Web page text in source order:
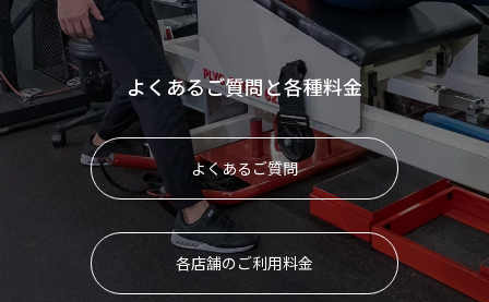
よくあるご質問と各種料金
よくあるご質問
各店舗のご利用料金